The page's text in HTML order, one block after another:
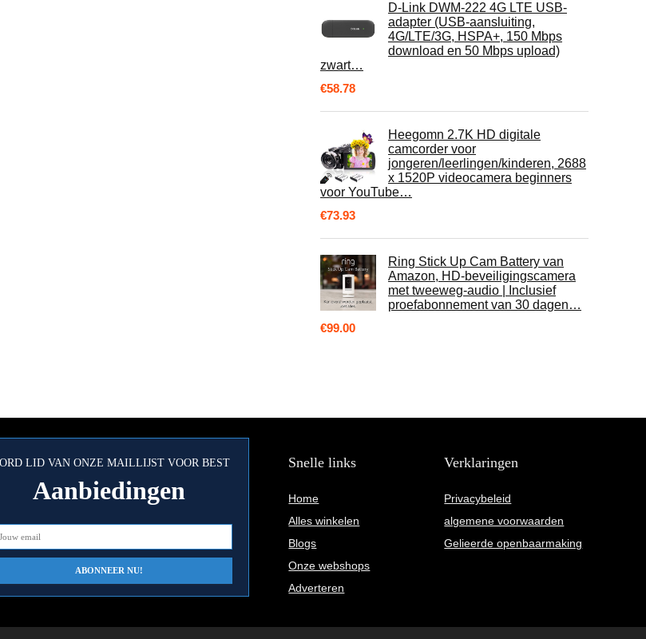
D-Link DWM-222 4G LTE USB-
adapter (USB-aansluiting,
4G/LTE/3G, HSPA+, 150 Mbps
download en 50 Mbps upload)
zwart…
€58.78
Heegomn 2.7K HD digitale
camcorder voor
jongeren/leerlingen/kinderen, 2688
x 1520P videocamera beginners
voor YouTube…
€73.93
Ring Stick Up Cam Battery van
Amazon, HD-beveiligingscamera
met tweeweg-audio | Inclusief
proefabonnement van 30 dagen…
€99.00
LID VAN ONZE MAILLIJST VOOR BEST
Aanbiedingen
Snelle links
Home
Alles winkelen
Blogs
Onze webshops
Adverteren
Verklaringen
Privacybeleid
algemene voorwaarden
Gelieerde openbaarmaking